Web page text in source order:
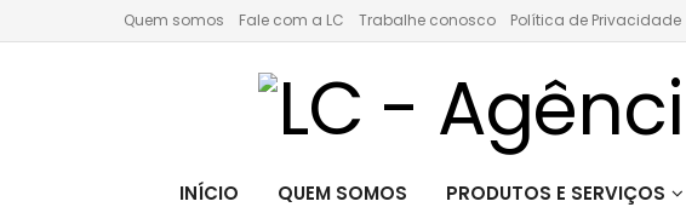
Quem somos Fale com a LC Trabalhe conosco Política de Privacidade
INÍCIO QUEM SOMOS PRODUTOS E SERVIÇOS